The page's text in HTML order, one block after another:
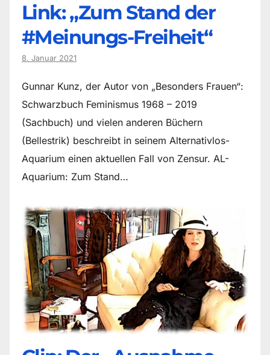
Link: „Zum Stand der
#Meinungs-Freiheit“
8. Januar 2021
Gunnar Kunz, der Autor von „Besonders Frauen“:
Schwarzbuch Feminismus 1968 – 2019
(Sachbuch) und vielen anderen Büchern
(Bellestrik) beschreibt in seinem Alternativlos-
Aquarium einen aktuellen Fall von Zensur. AL-
Aquarium: Zum Stand…